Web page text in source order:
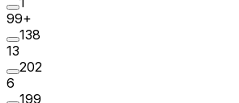
99+
138
13
202
6
199